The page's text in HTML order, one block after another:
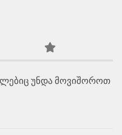
უნდა მოვიშოროთ